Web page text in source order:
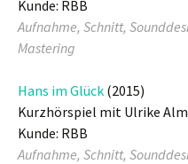
Kunde: RBB
Aufnahme, Schnitt,
Mastering
Hans im Glück (2015)
Kurzhörspiel mit Ulrike
Kunde: RBB
Aufnahme, Schnitt,